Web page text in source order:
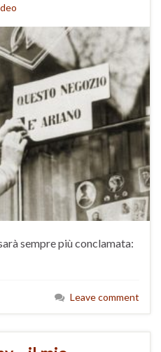
sempre più conclamata:
Leave comment